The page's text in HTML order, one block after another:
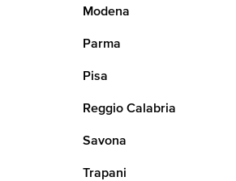
Modena
Parma
Pisa
Reggio Calabria
Savona
Trapani